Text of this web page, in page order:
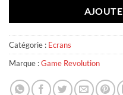
Catégorie : Ecrans
Marque :Game Revolution